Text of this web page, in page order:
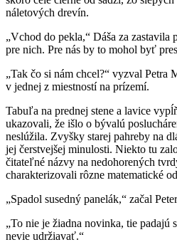
náletových drevín.
„Vchod do pekla,“ Dáša za zastavila
pre nich. Pre nás by to mohol byť
„Tak čo si nám chcel?“ vyzval Petra
v jednej z miestností na prízemí.
Tabuľa na prednej stene a lavice
ukazovali, že išlo o bývalú
neslúžila. Zvyšky starej pahreby na
jej čerstvejšej minulosti. Niekto tu
čitateľné názvy na nedohorených
charakterizovali rôzne matematické
„Spadol susedný panelák,“ začal
„To nie je žiadna novinka, tie padajú
nevie udržiavať.“